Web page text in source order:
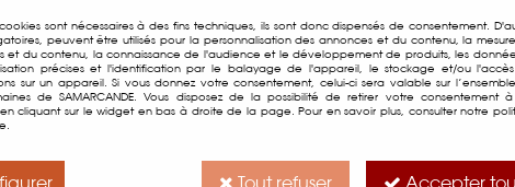
Pastis Henri Bardouin
Soyez le premier à donner
32,50 €TTC
Pastis au caractère unique :
sont nécessaires à des fins techniques, ils sont donc dispensés de consentement.
peuvent être utilisés pour la personnalisation des annonces et du contenu, la
et du contenu, la connaissance de l'audience et le développement de produits, les
précises et l'identification par le balayage de l'appareil, le stockage et/ou
sur un appareil. Si vous donnez votre consentement, celui-ci sera valable sur
de SAMARCANDE. Vous disposez de la possibilité de retirer votre consentement
cliquant sur le widget en bas à droite de la page. Pour en savoir plus, consulter notre